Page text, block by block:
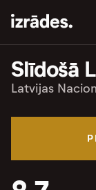
Slīdošā
Latvijas